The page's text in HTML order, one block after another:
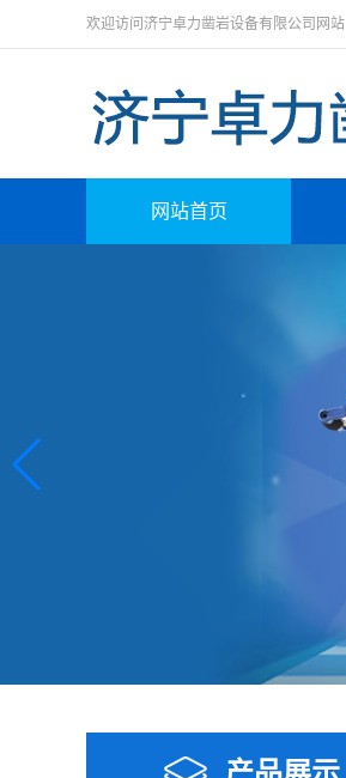
欢迎访问济宁卓力凿岩设备有限公司网站
网站首页